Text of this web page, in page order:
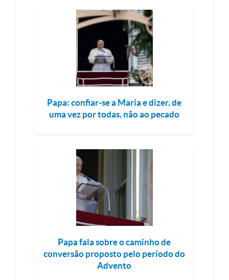
Papa: confiar-se a Maria e dizer, de
uma vez por todas, não ao pecado
Papa fala sobre o caminho de
conversão proposto pelo período do
Advento